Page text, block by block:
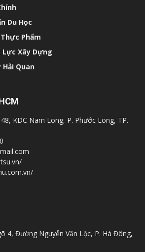
Du Học
Phẩm
Xây Dựng
Hải Quan
KDC Nam Long, P. Phước Long, TP.
4, Đường Nguyễn Văn Lộc, P. Hà Đông,